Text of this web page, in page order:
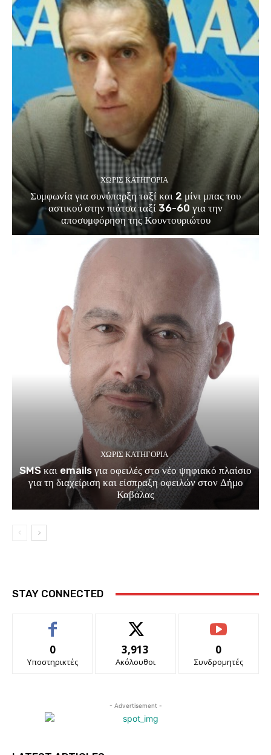
ΧΩΡΊΣ ΚΑΤΗΓΟΡΊΑ
Συμφωνία για συνύπαρξη ταξί και 2 μίνι μπας του
αστικού στην πιάτσα ταξί 36-60 για την
αποσυμφόρηση της Κουντουριώτου
ΧΩΡΊΣ ΚΑΤΗΓΟΡΊΑ
SMS και emails για οφειλές στο νέο ψηφιακό πλαίσιο
για τη διαχείριση και είσπραξη οφειλών στον Δήμο
Καβάλας
STAY CONNECTED
0
Υποστηρικτές
3,913
Ακόλουθοι
0
Συνδρομητές
- Advertisement -